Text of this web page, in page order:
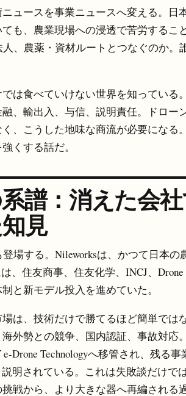
ュースを事業ニュースへ変える。日
も、農業現場への浸透で苦労するこ
、農薬・資材ルートとつなぐのか。
は食べていけない世界を知っている
、輸出入、与信、説明責任。ドロー
、こうした地味な商流が必要になる
くする話だ。
譜：消えた会
見
登場する。Nileworksは、かつて日本
、住友商事、住友化学、INCJ、
と新モデル投入を進めていた。
は、技術だけで勝てるほど簡単では
外勢との競争、国内認証、事故対応
Drone Technologyへ移管され、残る
明されている。これは失敗談だけで
戦から、より大きな器へ再編される